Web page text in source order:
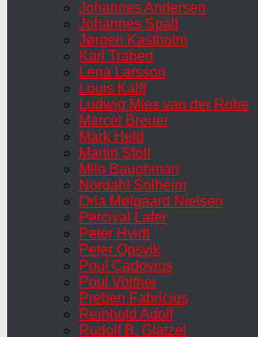
Johannes Andersen
Johannes Spalt
Jørgen Kastholm
Karl Trabert
Lena Larsson
Louis Kalff
Ludwig Mies van der Rohe
Marcel Breuer
Mark Held
Martin Stoll
Milo Baughman
Nordahl Solheim
Orla Mølgaard Nielsen
Percival Lafer
Peter Hvidt
Peter Opsvik
Poul Cadovius
Poul Volther
Preben Fabricius
Reinhold Adolf
Rudolf B. Glatzel